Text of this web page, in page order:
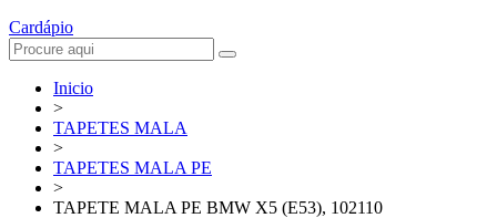
Cardápio
Inicio
>
TAPETES MALA
>
TAPETES MALA PE
>
TAPETE MALA PE BMW X5 (E53), 102110